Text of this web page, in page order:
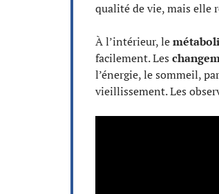
qualité de vie, mais elle
À l’intérieur, le
facilement. Les
l’énergie, le sommeil,
vieillissement. Les